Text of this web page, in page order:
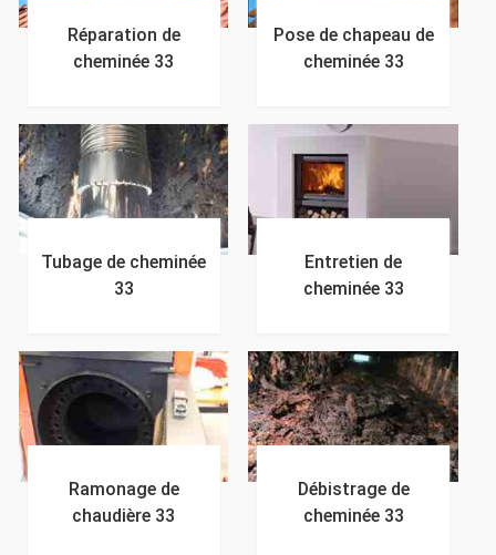
Réparation de
cheminée 33
Pose de chapeau de
cheminée 33
Tubage de cheminée
33
Entretien de
cheminée 33
Ramonage de
chaudière 33
Débistrage de
cheminée 33